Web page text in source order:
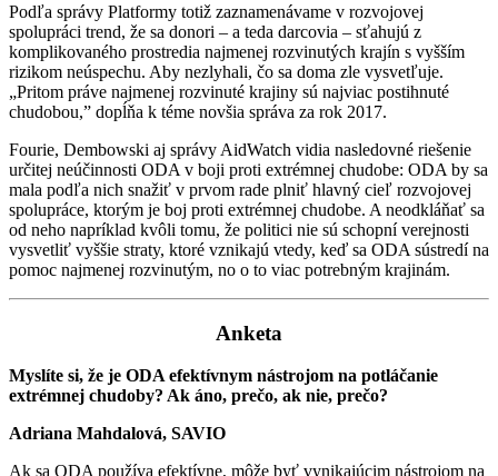
Podľa správy Platformy totiž zaznamenávame v rozvojovej
spolupráci trend, že sa donori – a teda darcovia – sťahujú z
komplikovaného prostredia najmenej rozvinutých krajín s vyšším
rizikom neúspechu. Aby nezlyhali, čo sa doma zle vysvetľuje.
„Pritom práve najmenej rozvinuté krajiny sú najviac postihnuté
chudobou,” dopĺňa k téme novšia správa za rok 2017.
Fourie, Dembowski aj správy AidWatch vidia nasledovné riešenie
určitej neúčinnosti ODA v boji proti extrémnej chudobe: ODA by sa
mala podľa nich snažiť v prvom rade plniť hlavný cieľ rozvojovej
spolupráce, ktorým je boj proti extrémnej chudobe. A neodkláňať sa
od neho napríklad kvôli tomu, že politici nie sú schopní verejnosti
vysvetliť vyššie straty, ktoré vznikajú vtedy, keď sa ODA sústredí na
pomoc najmenej rozvinutým, no o to viac potrebným krajinám.
Anketa
Myslíte si, že je ODA efektívnym nástrojom na potláčanie
extrémnej chudoby? Ak áno, prečo, ak nie, prečo?
Adriana Mahdalová, SAVIO
Ak sa ODA používa efektívne, môže byť vynikajúcim nástrojom na